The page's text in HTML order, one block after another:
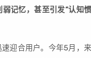
记忆，甚至引发“认知
迎合用户。今年5月，来